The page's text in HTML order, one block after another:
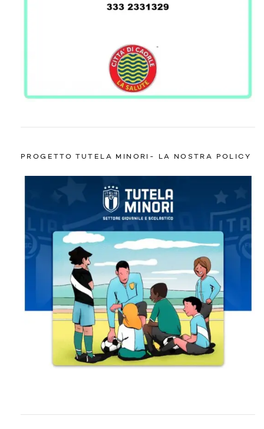
PROGETTO TUTELA MINORI- LA NOSTRA POLICY